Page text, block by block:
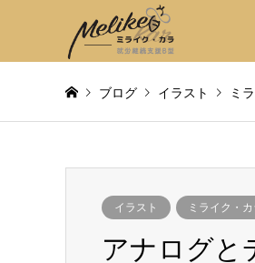
ブログ イラスト ミ
イラスト ミライク・
アナログと